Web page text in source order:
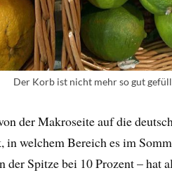
Der Korb ist nicht mehr so gut
der Makroseite auf die
in welchem Bereich es im
der Spitze bei 10 Prozent – hat